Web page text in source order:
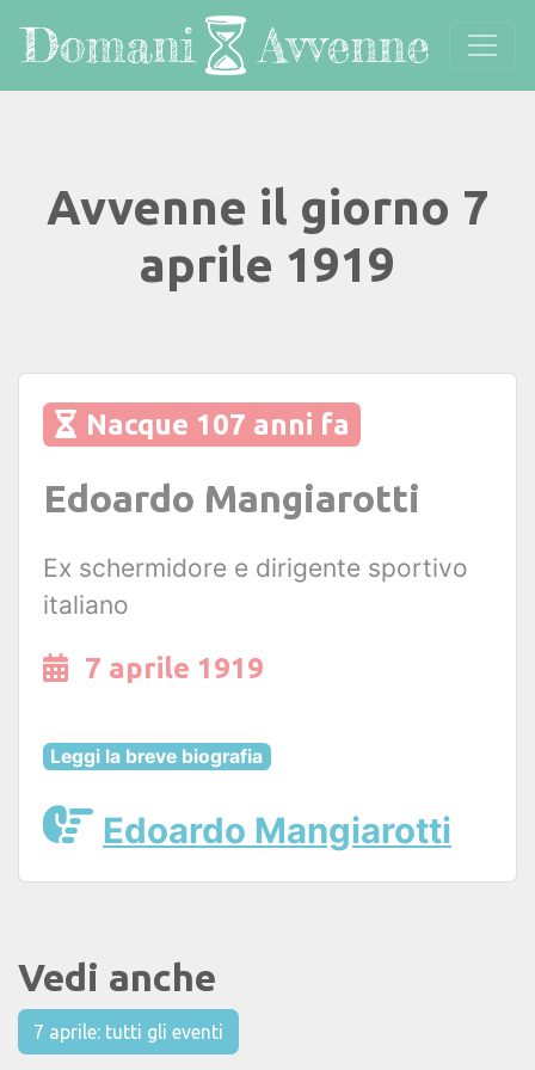
Avvenne il giorno 7
aprile 1919
Nacque 107 anni fa
Edoardo Mangiarotti
Ex schermidore e dirigente sportivo
italiano
7 aprile 1919
Leggi la breve biografia
Edoardo Mangiarotti
Vedi anche
7 aprile: tutti gli eventi